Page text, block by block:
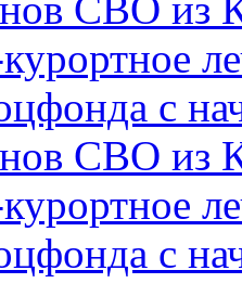
с
СВО из
с